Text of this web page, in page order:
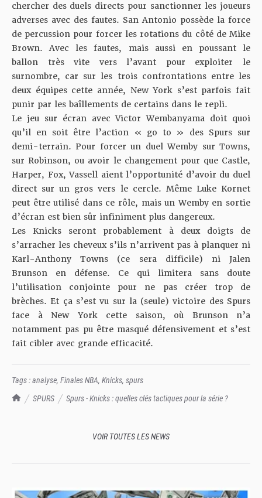
TrashTalk Actu NBA
SPURS Spurs - Knicks : quelles clés tactiques pour la série ?
chercher des duels directs pour sanctionner les joueurs
adverses avec des fautes. San Antonio possède la force
de percussion pour forcer les rotations du côté de Mike
Brown. Avec les fautes, mais aussi en poussant le
ballon très vite vers l’avant pour exploiter le
surnombre, car sur les trois confrontations entre les
deux équipes cette année, New York s’est parfois fait
punir par les baîllements de certains dans le repli.
Le jeu sur écran avec Victor Wembanyama doit quoi
qu’il en soit être l’action « go to » des Spurs sur
demi-terrain. Pour forcer un duel Wemby sur Towns,
sur Robinson, ou avoir le changement pour que Castle,
Harper, Fox, Vassell aient l’opportunité d’avoir du duel
direct sur un gros vers le cercle. Même Luke Kornet
peut être utilisé dans ce rôle, mais un Wemby en sortie
d’écran est bien sûr infiniment plus dangereux.
Les Knicks seront probablement à deux doigts de
s’arracher les cheveux s’ils n’arrivent pas à planquer ni
Karl-Anthony Towns (ce sera difficile) ni Jalen
Brunson en défense. Ce qui limitera sans doute
l’utilisation conjointe pour ne pas créer trop de
brèches. Et ça s’est vu sur la (seule) victoire des Spurs
face à New York cette saison, où Brunson n’a
notamment pas pu être masqué défensivement et s’est
fait cibler avec grande efficacité.
Tags :analyse, Finales NBA, Knicks, spurs
VOIR TOUTES LES NEWS